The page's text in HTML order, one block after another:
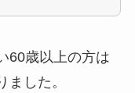
60歳以上の方は
した。